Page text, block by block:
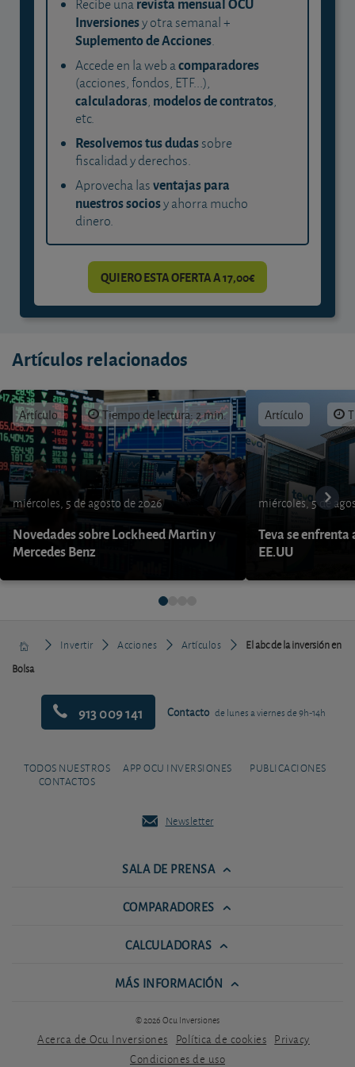
Recibe una
Inversionesy otra semanal +
Suplemento de Acciones.
Accede en la web acomparadores
(acciones, fondos, ETF...),
calculadoras, modelos de contratos,
etc.
Resolvemos tus dudassobre
fiscalidad y derechos.
Aprovecha lasventajas para
nuestros sociosy ahorra mucho
dinero.
QUIERO ESTA OFERTA A 17,00€
Artículos relacionados
Artículo Tiempo de lectura: 2 min.
miércoles, 5 de agosto de 2026
Novedades sobre Lockheed Martin y
Mercedes Benz
Artículo
miércoles, 5 de
Teva se enfrenta
EE.UU
Invertir Acciones Artículos
El abc de la inversión en
Bolsa
913 009 141 Contacto de lunes a viernes de 9h-14h
TODOS NUESTROS
CONTACTOS
APP OCU INVERSIONES PUBLICACIONES
Newsletter
SALA DE PRENSA
COMPARADORES
CALCULADORAS
MÁS INFORMACIÓN
© 2026 Ocu Inversiones
Acerca de Ocu Inversiones Política de cookies Privacy
Condiciones de uso